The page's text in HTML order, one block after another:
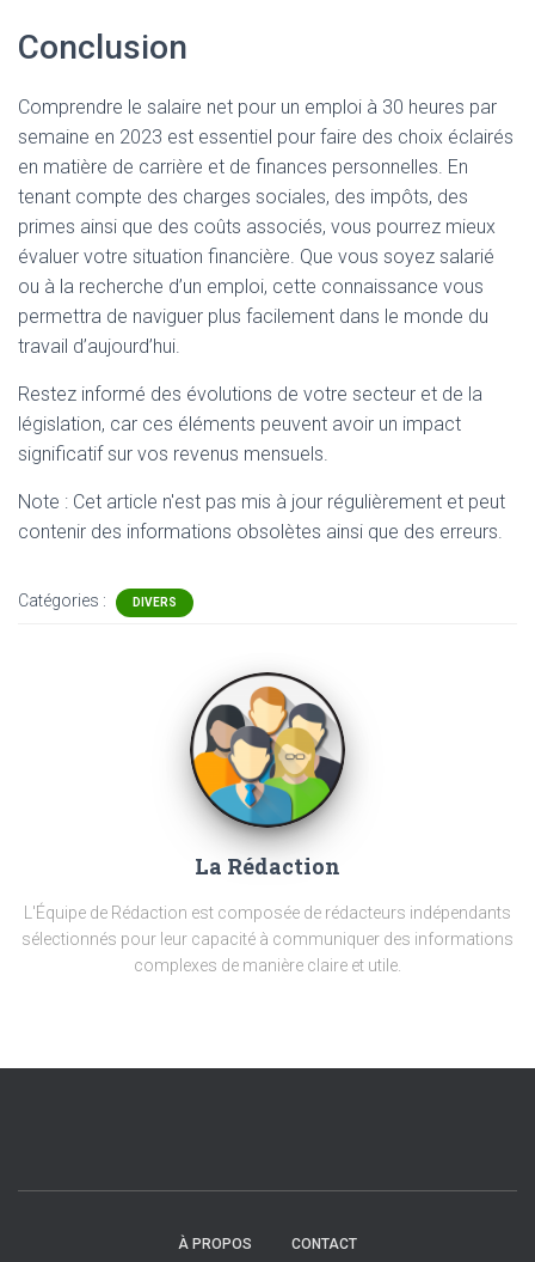
Conclusion
Comprendre le salaire net pour un emploi à 30 heures par
semaine en 2023 est essentiel pour faire des choix éclairés
en matière de carrière et de finances personnelles. En
tenant compte des charges sociales, des impôts, des
primes ainsi que des coûts associés, vous pourrez mieux
évaluer votre situation financière. Que vous soyez salarié
ou à la recherche d’un emploi, cette connaissance vous
permettra de naviguer plus facilement dans le monde du
travail d’aujourd’hui.
Restez informé des évolutions de votre secteur et de la
législation, car ces éléments peuvent avoir un impact
significatif sur vos revenus mensuels.
Note : Cet article n'est pas mis à jour régulièrement et peut
contenir des informations obsolètes ainsi que des erreurs.
Catégories : DIVERS
La Rédaction
L'Équipe de Rédaction est composée de rédacteurs indépendants
sélectionnés pour leur capacité à communiquer des informations
complexes de manière claire et utile.
À PROPOS CONTACT